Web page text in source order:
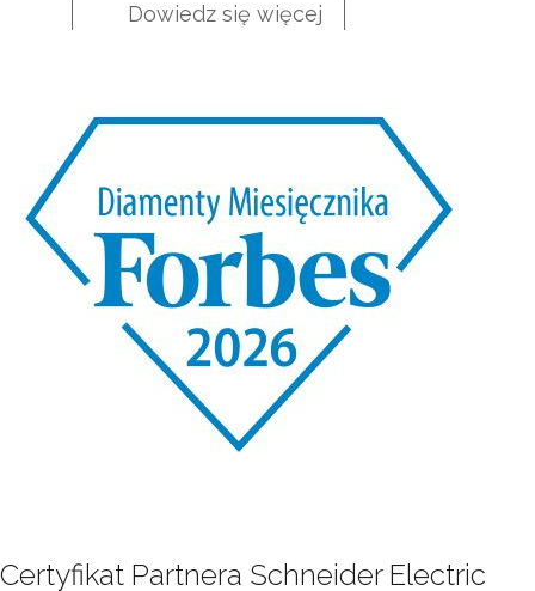
Dowiedz się więcej
Certyfikat Partnera Schneider Electric